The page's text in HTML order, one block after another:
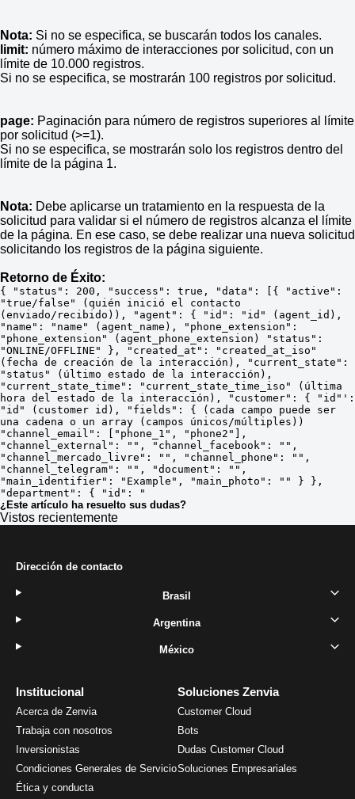
Nota: Si no se especifica, se buscarán todos los canales.
limit: número máximo de interacciones por solicitud, con un
límite de 10.000 registros.
Si no se especifica, se mostrarán 100 registros por solicitud.
page: Paginación para número de registros superiores al límite
por solicitud (>=1).
Si no se especifica, se mostrarán solo los registros dentro del
límite de la página 1.
Nota: Debe aplicarse un tratamiento en la respuesta de la
solicitud para validar si el número de registros alcanza el límite
de la página. En ese caso, se debe realizar una nueva solicitud
solicitando los registros de la página siguiente.
Retorno de Éxito:
{ "status": 200, "success": true, "data": [{ "active":
"true/false" (quién inició el contacto
(enviado/recibido)), "agent": { "id": "id" (agent_id),
"name": "name" (agent_name), "phone_extension":
"phone_extension" (agent_phone_extension) "status":
"ONLINE/OFFLINE" }, "created_at": "created_at_iso"
(fecha de creación de la interacción), "current_state":
"status" (último estado de la interacción),
"current_state_time": "current_state_time_iso" (última
hora del estado de la interacción), "customer": { "id"':
"id" (customer id), "fields": { (cada campo puede ser
una cadena o un array (campos únicos/múltiples))
"channel_email": ["phone_1", "phone2"],
"channel_external": "", "channel_facebook": "",
"channel_mercado_livre": "", "channel_phone": "",
"channel_telegram": "", "document": "",
"main_identifier": "Example", "main_photo": "" } },
"department": { "id": "
¿Este artículo ha resuelto sus dudas?
Vistos recientemente
Institucional
Acerca de Zenvia
Trabaja con nosotros
Inversionistas
Condiciones Generales de Servicio
Ética y conducta
Soluciones Zenvia
Customer Cloud
Bots
Dudas Customer Cloud
Soluciones Empresariales
Dirección de contacto
Brasil
Argentina
México